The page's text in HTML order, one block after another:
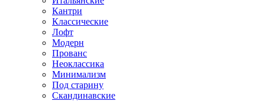
Кантри
Классические
Лофт
Модерн
Прованс
Неоклассика
Минимализм
Под старину
Скандинавские